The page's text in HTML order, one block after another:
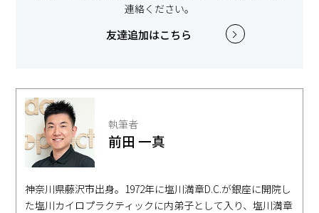
連絡ください。
友達追加はこちら
執筆者
前田 一真
神奈川県藤沢市出身。1972年に塩川満章D.C.が銀座に開院し
た塩川カイロプラクティックに内弟子として入り、塩川満章